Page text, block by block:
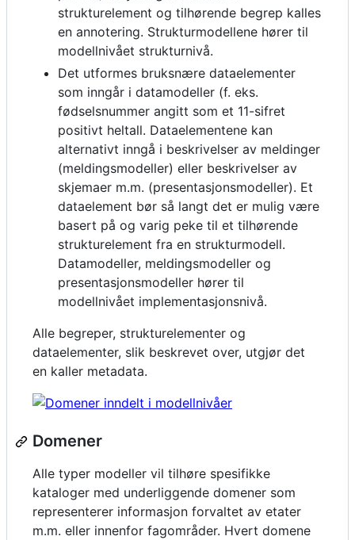
strukturelement og tilhørende begrep kalles
en annotering. Strukturmodellene hører til
modellnivået strukturnivå.
Det utformes bruksnære dataelementer
som inngår i datamodeller (f. eks.
fødselsnummer angitt som et 11-sifret
positivt heltall. Dataelementene kan
alternativt inngå i beskrivelser av meldinger
(meldingsmodeller) eller beskrivelser av
skjemaer m.m. (presentasjonsmodeller). Et
dataelement bør så langt det er mulig være
basert på og varig peke til et tilhørende
strukturelement fra en strukturmodell.
Datamodeller, meldingsmodeller og
presentasjonsmodeller hører til
modellnivået implementasjonsnivå.
Alle begreper, strukturelementer og
dataelementer, slik beskrevet over, utgjør det
en kaller metadata.
Domener
Alle typer modeller vil tilhøre spesifikke
kataloger med underliggende domener som
representerer informasjon forvaltet av etater
m.m. eller innenfor fagområder. Hvert domene